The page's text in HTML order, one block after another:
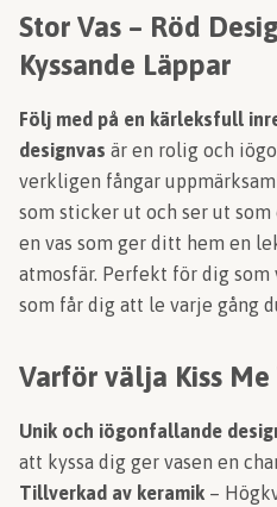
Stor Vas – Röd
Kyssande Läppar
Följ med på en kärleksfull
designvas är en rolig och
verkligen fångar
som sticker ut och ser ut
en vas som ger ditt hem en
atmosfär. Perfekt för dig
som får dig att le varje gång
Varför välja Kiss Me
Unik och iögonfallande
att kyssa dig ger vasen en
Tillverkad av keramik –